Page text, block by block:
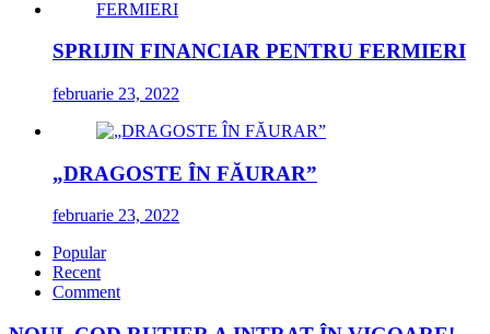
SPRIJIN FINANCIAR PENTRU FERMIERI
februarie 23, 2022
„DRAGOSTE ÎN FĂURAR”
februarie 23, 2022
Popular
Recent
Comment